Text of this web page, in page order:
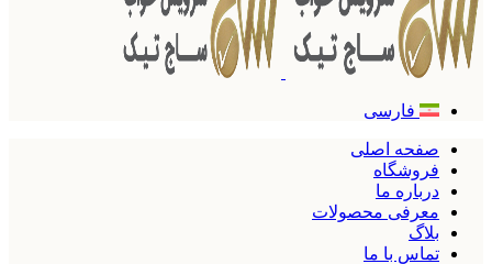
فارسی
صفحه اصلی
فروشگاه
درباره ما
معرفی محصولات
بلاگ
تماس با ما